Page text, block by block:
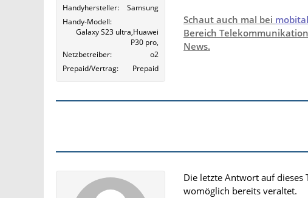
Handyhersteller
Samsung
Handy-Modell
Galaxy S23 ultra,Huawei
P30 pro,
Netzbetreiber
o2
Prepaid/Vertrag
Prepaid
Schaut auch mal bei
Bereich
News.
Die letzte Antwort auf dieses
womöglich bereits veraltet.